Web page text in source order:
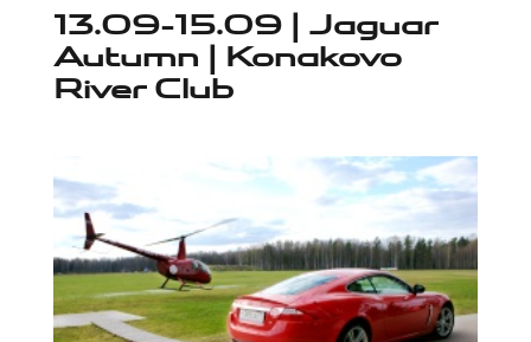
13.09-15.09 | Jaguar
Autumn | Konakovo
River Club